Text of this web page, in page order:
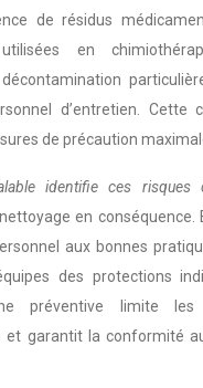
de résidus
utilisées en
d’entretien. Cette
de précaution
identifie ces risques
en conséquence.
aux bonnes
des protections
préventive limite les
et garantit la conformité